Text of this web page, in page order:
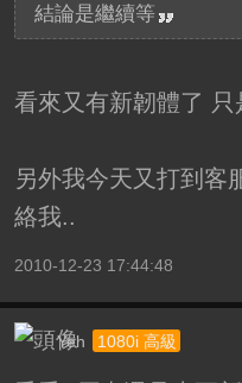
結論是繼續等
看來又有新韌體了 只
另外我今天又打到客
絡我..
2010-12-23 17:44:48
Yeh 1080i 高級